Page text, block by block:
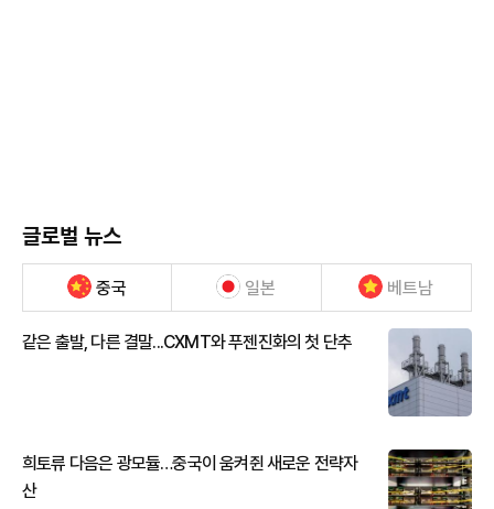
글로벌 뉴스
중국 일본 베트남
같은 출발, 다른 결말...CXMT와 푸젠진화의 첫 단추
희토류 다음은 광모듈…중국이 움켜쥔 새로운 전략자
산